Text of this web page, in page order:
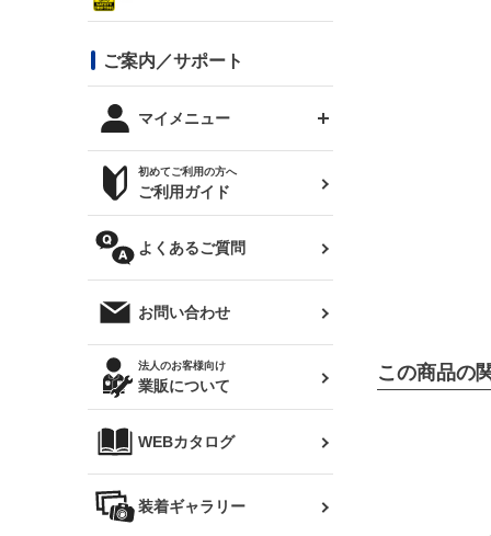
スタイリッシュライン
ボンネット
カナード
外装・補修パーツ
オリジンアーム(足回り)
レンズ
マフラー
リアウイング
リアゲート
メンテナンスパーツ
DTM:exclusive
まつど家 鉄八
JZX110 マークⅡ
ハイエース
レビン
トレノ
マークX
クラウン
クラウンマジェスタ
アリスト
シルビア S14 前期
シルビア S15
180SX
ワンビア
Z32 フェアレディZ
RX-7
スバル
BRZ
レクサス
三菱
デリカ D:5
軽自動車
汎用
コンバットアイ用ライト
オプションタイヤ
サマータイヤ
ジムニー用タイヤ
ハイエース・バン用タイ
ホイールナット
ステッカー
トップス(半袖)
トップス(長袖)
パーカー
オーバーオール(つなぎ)
タオル
帽子
バッグ
ご案内／サポート
マイメニュー
ログインする
お気に入りリスト
クーポンを見る
閲覧履歴
ニュースレターお申し込み
初めてご利用の方へ
ご利用ガイド
よくあるご質問
お問い合わせ
法人のお客様向け
業販について
WEBカタログ
装着ギャラリー
この商品の